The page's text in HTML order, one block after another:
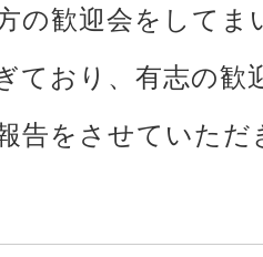
の歓迎会をしてま
ており、有志の歓
告をさせていただ